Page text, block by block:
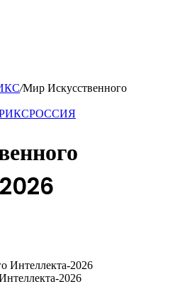
/Мир Искусственного
РОССИЯ
2026